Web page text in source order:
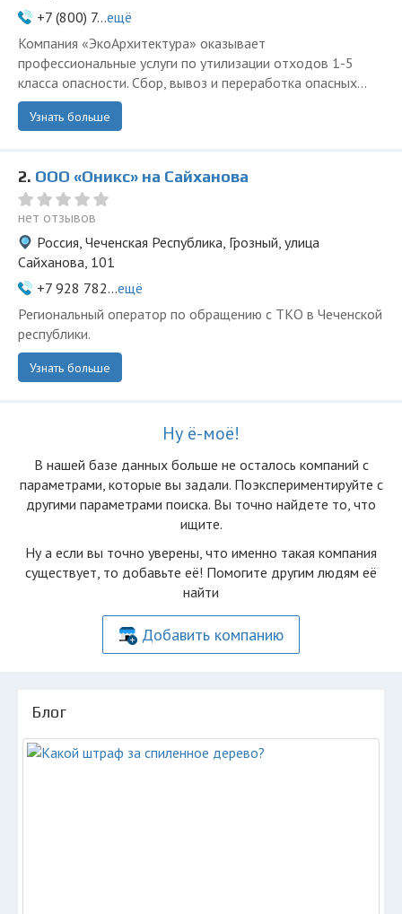
+7 (800) 7...ещё
Компания «ЭкоАрхитектура» оказывает
профессиональные услуги по утилизации отходов 1-5
класса опасности. Сбор, вывоз и переработка опасных...
Узнать больше
2. ООО «Оникс» на Сайханова
нет отзывов
Россия, Чеченская Республика, Грозный, улица
Сайханова, 101
+7 928 782...ещё
Региональный оператор по обращению с ТКО в Чеченской
республики.
Узнать больше
Ну ё-моё!
В нашей базе данных больше не осталоcь компаний с
параметрами, которые вы задали. Поэкспериментируйте с
другими параметрами поиска. Вы точно найдете то, что
ищите.
Ну а если вы точно уверены, что именно такая компания
существует, то добавьте её! Помогите другим людям её
найти
Добавить компанию
Блог